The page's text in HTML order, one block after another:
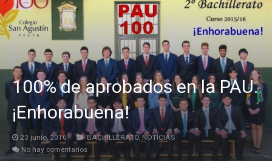
100% de aprobados en la PAU.
¡Enhorabuena!
23 junio, 2016 BACHILLERATO,NOTICIAS
No hay comentarios